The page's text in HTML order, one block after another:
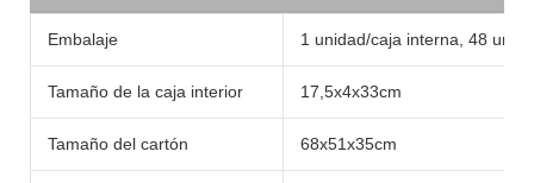
Embalaje 1 unidad/caja interna, 48
Tamaño de la caja interior 17,5x4x33cm
Tamaño del cartón 68x51x35cm